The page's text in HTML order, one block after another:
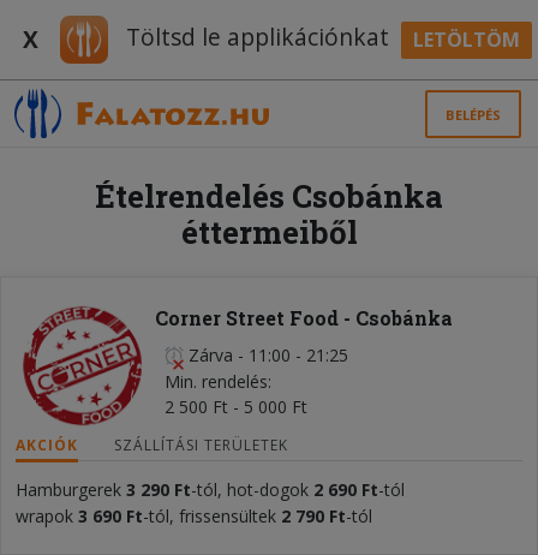
X Töltsd le applikációnkat LETÖLTÖM
BELÉPÉS
Ételrendelés Csobánka
éttermeiből
Corner Street Food - Csobánka
Zárva - 11:00 - 21:25
Min. rendelés
2 500 Ft - 5 000 Ft
AKCIÓK SZÁLLÍTÁSI TERÜLETEK
Hamburgerek 3 290 Ft-tól, hot-dogok 2 690 Ft-tól
wrapok 3 690 Ft-tól, frissensültek 2 790 Ft-tól